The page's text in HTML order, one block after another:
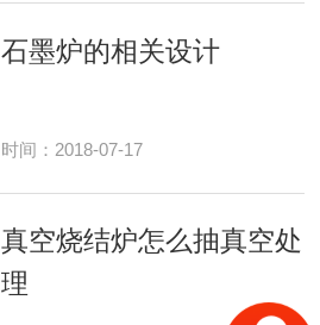
石墨炉的相关设计
时间：2018-07-17
真空烧结炉怎么抽真空处
理